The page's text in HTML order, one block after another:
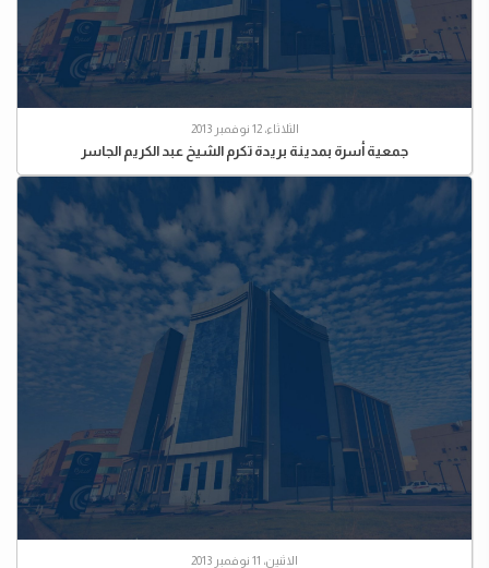
الثلاثاء، 12 نوفمبر 2013
جمعية أسرة بمدينة بريدة تكرم الشيخ عبد الكريم الجاسر
الاثنين، 11 نوفمبر 2013